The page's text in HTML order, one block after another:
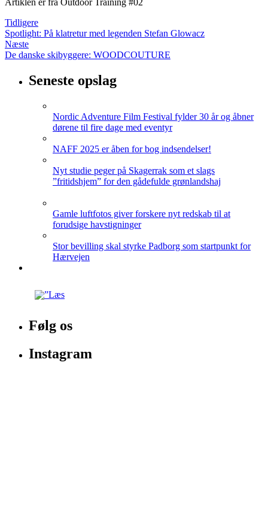
Artiklen er fra Outdoor Training #02
Tidligere
Spotlight: På klatretur med legenden Stefan Glowacz
Næste
De danske skibyggere: WOODCOUTURE
Seneste opslag
Nordic Adventure Film Festival fylder 30 år og åbner
dørene til fire dage med eventyr
NAFF 2025 er åben for bog indsendelser!
Nyt studie peger på Skagerrak som et slags
”fritidshjem” for den gådefulde grønlandshaj
Gamle luftfotos giver forskere nyt redskab til at
forudsige havstigninger
Stor bevilling skal styrke Padborg som startpunkt for
Hærvejen
Følg os
Instagram